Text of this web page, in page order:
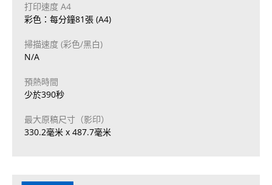
打印速度 A4
彩色：每分鐘81張 (A4)
掃描速度 (彩色/黑白)
N/A
預熱時間
少於390秒
最大原稿尺寸（影印）
330.2毫米 x 487.7毫米